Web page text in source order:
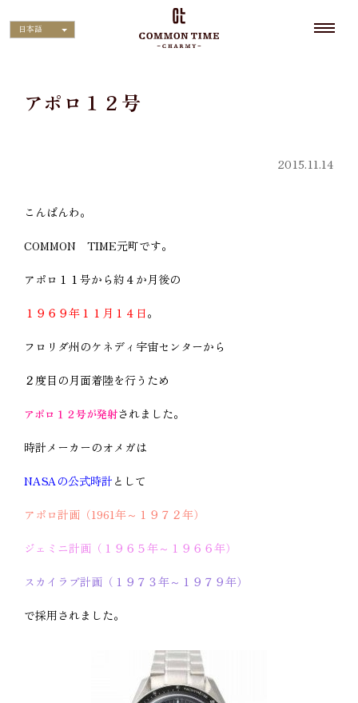
日本語
アポロ１２号
2015.11.14
こんばんわ。
COMMON TIME元町です。
アポロ１１号から約４か月後の
１９６９年１１月１４日。
フロリダ州のケネディ宇宙センターから
２度目の月面着陸を行うため
アポロ１２号が発射されました。
時計メーカーのオメガは
NASAの公式時計 として
アポロ計画（1961年～１９７２年）
ジェミニ計画（１９６５年～１９６６年）
スカイラブ計画（１９７３年～１９７９年）
で採用されました。